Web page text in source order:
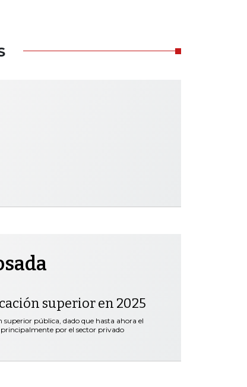
superior en 2025
pública, dado que hasta ahora el
por el sector privado